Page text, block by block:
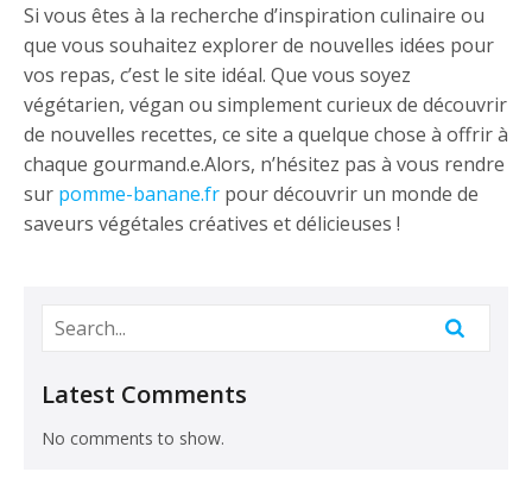
Si vous êtes à la recherche d’inspiration culinaire ou
que vous souhaitez explorer de nouvelles idées pour
vos repas, c’est le site idéal. Que vous soyez
végétarien, végan ou simplement curieux de découvrir
de nouvelles recettes, ce site a quelque chose à offrir à
chaque gourmand.e.Alors, n’hésitez pas à vous rendre
sur pomme-banane.fr pour découvrir un monde de
saveurs végétales créatives et délicieuses !
Latest Comments
No comments to show.